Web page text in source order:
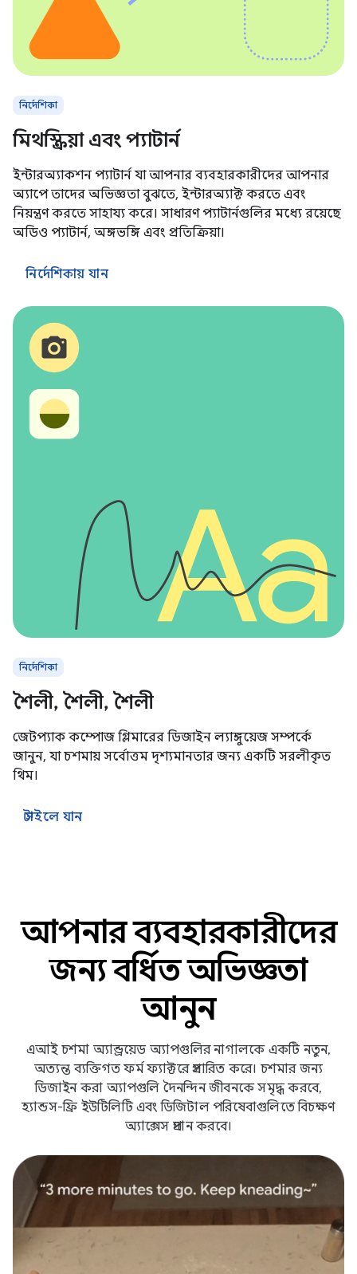
নির্দেশিকা
মিথস্ক্রিয়া এবং প্যাটার্ন
ইন্টারঅ্যাকশন প্যাটার্ন যা আপনার ব্যবহারকারীদের আপনার
অ্যাপে তাদের অভিজ্ঞতা বুঝতে, ইন্টারঅ্যাক্ট করতে এবং
নিয়ন্ত্রণ করতে সাহায্য করে। সাধারণ প্যাটার্নগুলির মধ্যে রয়েছে
অডিও প্যাটার্ন, অঙ্গভঙ্গি এবং প্রতিক্রিয়া।
নির্দেশিকায় যান
নির্দেশিকা
শৈলী, শৈলী, শৈলী
জেটপ্যাক কম্পোজ গ্লিমারের ডিজাইন ল্যাঙ্গুয়েজ সম্পর্কে
জানুন, যা চশমায় সর্বোত্তম দৃশ্যমানতার জন্য একটি সরলীকৃত
থিম।
স্টাইলে যান
আপনার ব্যবহারকারীদের
জন্য বর্ধিত অভিজ্ঞতা
আনুন
এআই চশমা অ্যান্ড্রয়েড অ্যাপগুলির নাগালকে একটি নতুন,
অত্যন্ত ব্যক্তিগত ফর্ম ফ্যাক্টরে প্রসারিত করে। চশমার জন্য
ডিজাইন করা অ্যাপগুলি দৈনন্দিন জীবনকে সমৃদ্ধ করবে,
হ্যান্ডস-ফ্রি ইউটিলিটি এবং ডিজিটাল পরিষেবাগুলিতে বিচক্ষণ
অ্যাক্সেস প্রদান করবে।